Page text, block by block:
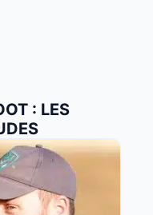
: LES